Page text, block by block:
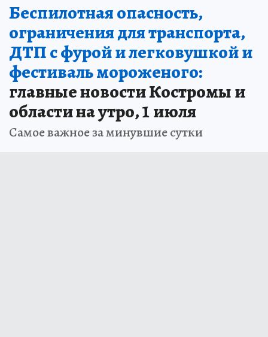
Беспилотная опасность,
ограничения для транспорта,
ДТП с фурой и легковушкой и
фестиваль мороженого:
главные новости Костромы и
области на утро, 1 июля
Самое важное за минувшие сутки